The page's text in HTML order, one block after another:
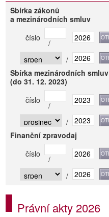
Sbírka zákonů
a mezinárodních smluv
číslo
/
/
Sbírka mezinárodních smluv
(do 31. 12. 2023)
číslo
/
/
Finanční zpravodaj
číslo
/
/
Právní akty 2026